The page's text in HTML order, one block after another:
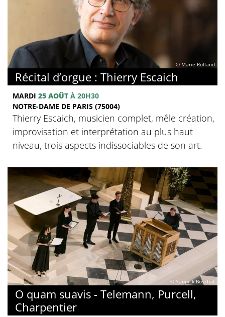
© Marie Rolland
Récital d’orgue : Thierry Escaich
MARDI 25 AOÛT À 20H30
NOTRE-DAME DE PARIS (75004)
Thierry Escaich, musicien complet, mêle création,
improvisation et interprétation au plus haut
niveau, trois aspects indissociables de son art.
© Yannick Boschat
O quam suavis - Telemann, Purcell,
Charpentier